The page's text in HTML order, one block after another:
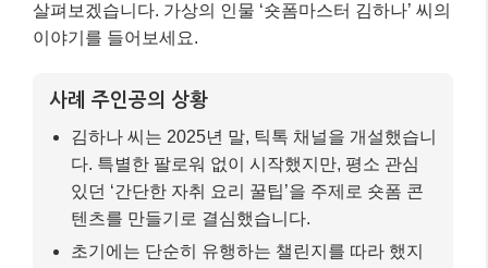
살펴보겠습니다. 가상의 인물 ‘숏폼마스터 김하나’ 씨의
이야기를 들어보세요.
사례 주인공의 상황
김하나 씨는 2025년 말, 틱톡 채널을 개설했습니
다. 특별한 팔로워 없이 시작했지만, 평소 관심
있던 ‘간단한 자취 요리 꿀팁’을 주제로 숏폼 콘
텐츠를 만들기로 결심했습니다.
초기에는 단순히 유행하는 챌린지를 따라 했지